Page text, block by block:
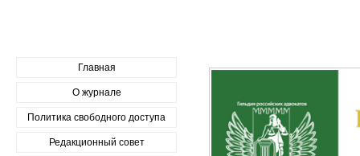
Главная
О журнале
Политика свободного доступа
Редакционный совет